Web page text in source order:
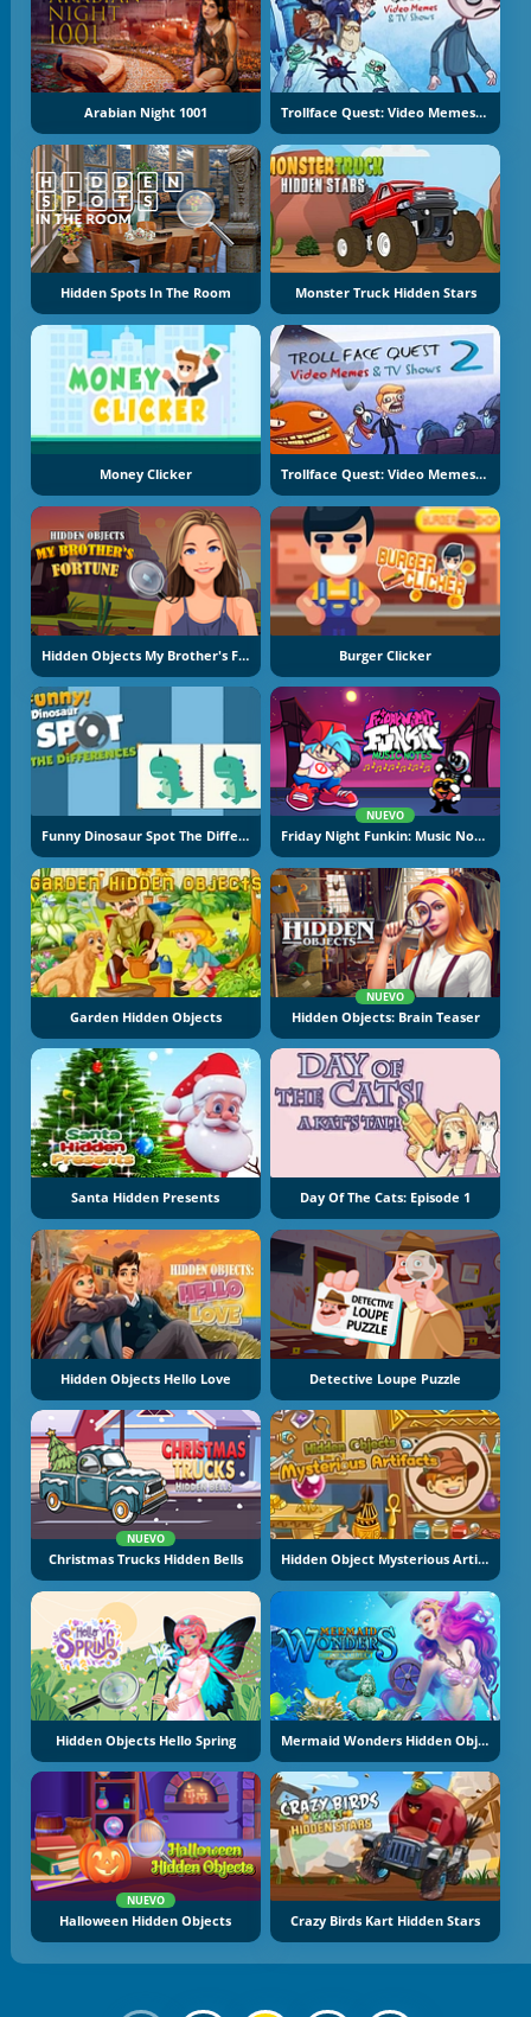
Arabian Night 1001 Trollface Quest: Video Memes And TV Shows
Hidden Spots In The Room Monster Truck Hidden Stars
Money Clicker Trollface Quest: Video Memes And TV Shows Part 2
Hidden Objects My Brother's Fortune Burger Clicker
Funny Dinosaur Spot The Difference
NUEVO
Friday Night Funkin: Music Notes
Garden Hidden Objects
NUEVO
Hidden Objects: Brain Teaser
Santa Hidden Presents Day Of The Cats: Episode 1
Hidden Objects Hello Love Detective Loupe Puzzle
NUEVO
Christmas Trucks Hidden Bells Hidden Object Mysterious Artifact
Hidden Objects Hello Spring Mermaid Wonders Hidden Object
NUEVO
Halloween Hidden Objects Crazy Birds Kart Hidden Stars